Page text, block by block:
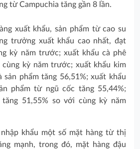
từ Campuchia tăng gần 8 lần.
xuất khẩu, sản phẩm từ cao su
trưởng xuất khẩu cao nhất, đạt
kỳ năm trước; xuất khẩu cà phê
cùng kỳ năm trước; xuất khẩu kim
sản phẩm tăng 56,51%; xuất khẩu
phẩm từ ngũ cốc tăng 55,44%;
51,55% so với cùng kỳ năm
khẩu một số mặt hàng từ thị
mạnh, trong đó, mặt hàng đậu